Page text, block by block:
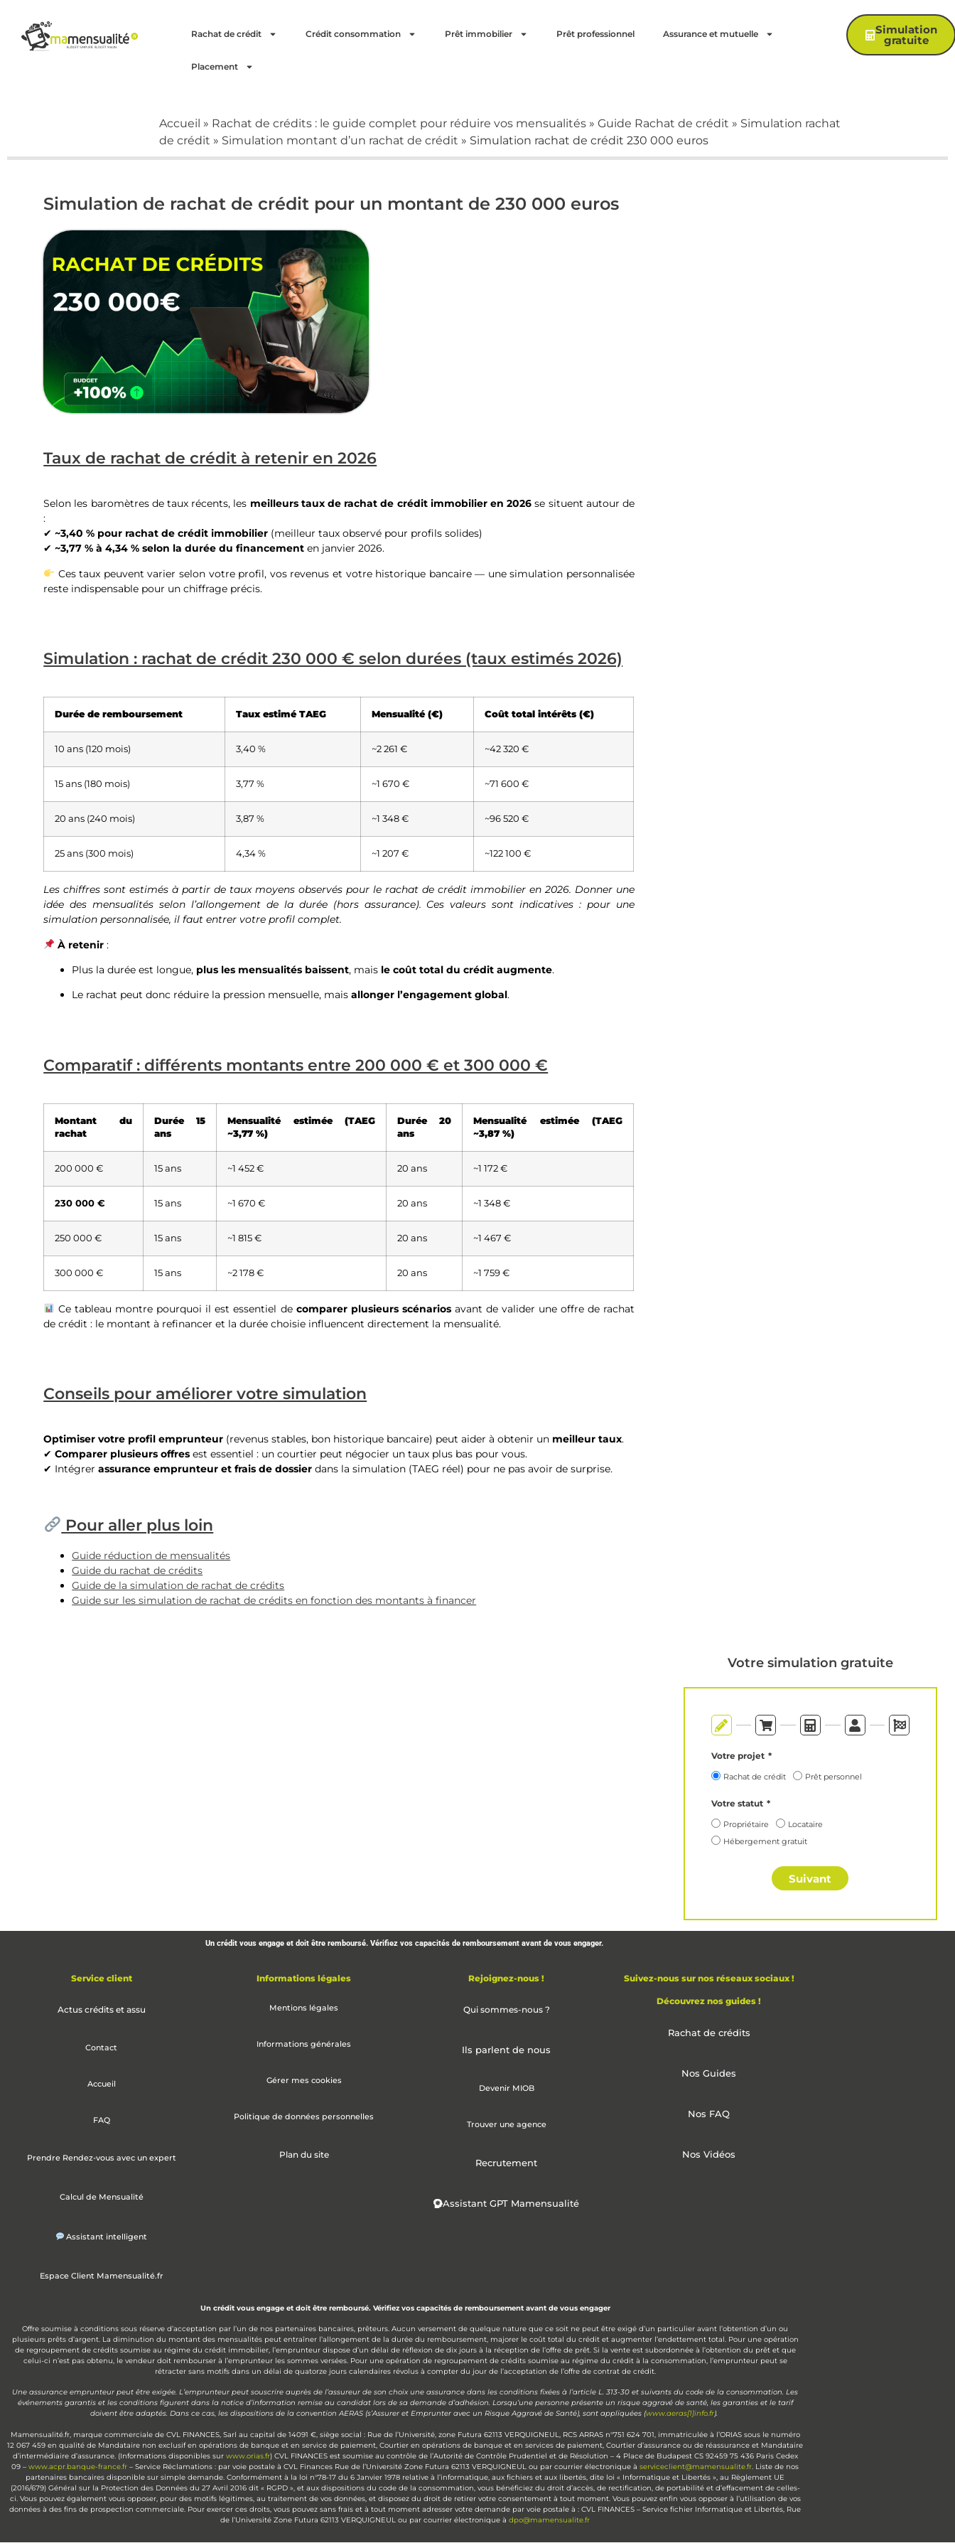
Rachat de crédit Crédit consommation Prêt immobilier Prêt professionnel Assurance et mutuelle
Placement
Accueil » Rachat de crédits : le guide complet pour réduire vos mensualités» Guide Rachat de crédit » Simulation rachat
de crédit » Simulation montant d’un rachat de crédit » Simulation rachat de crédit 230 000 euros
Simulation
gratuite
Simulation de rachat de crédit pour un montant de 230 000 euros
Taux de rachat de crédit à retenir en 2026
Selon les baromètres de taux récents, les meilleurs taux de rachat de crédit immobilier en 2026 se situent autour de
:
✔~3,40 % pour rachat de crédit immobilier (meilleur taux observé pour profils solides)
✔~3,77 % à 4,34 % selon la durée du financement en janvier 2026.
Ces taux peuvent varier selon votre profil, vos revenus et votre historique bancaire — une simulation personnalisée
reste indispensable pour un chiffrage précis.
Simulation : rachat de crédit 230 000 € selon durées (taux estimés 2026)
Durée de remboursement Taux estimé TAEG Mensualité (€) Coût total intérêts (€)
10 ans (120 mois) 3,40 % ~2 261 € ~42 320 €
15 ans (180 mois) 3,77 % ~1 670 € ~71 600 €
20 ans (240 mois) 3,87 % ~1 348 € ~96 520 €
25 ans (300 mois) 4,34 % ~1 207 € ~122 100 €
Les chiffres sont estimés à partir de taux moyens observés pour le rachat de crédit immobilier en 2026. Donner une
idée des mensualités selon l’allongement de la durée (hors assurance). Ces valeurs sont indicatives : pour une
simulation personnalisée, il faut entrer votre profil complet.
À retenir :
Plus la durée est longue, plus les mensualités baissent, mais le coût total du crédit augmente.
Le rachat peut donc réduire la pression mensuelle, maisallonger l’engagement global.
Comparatif : différents montants entre 200 000 € et 300 000 €
Montant du
rachat
Durée 15
ans
Mensualité estimée (TAEG
~3,77 %)
Durée 20
ans
Mensualité estimée (TAEG
~3,87 %)
200 000 € 15 ans ~1 452 € 20 ans ~1 172 €
230 000 € 15 ans ~1 670 € 20 ans ~1 348 €
250 000 € 15 ans ~1 815 € 20 ans ~1 467 €
300 000 € 15 ans ~2 178 € 20 ans ~1 759 €
Ce tableau montre pourquoi il est essentiel de comparer plusieurs scénariosavant de valider une offre de rachat
de crédit : le montant à refinancer et la durée choisie influencent directement la mensualité.
Conseils pour améliorer votre simulation
Optimiser votre profil emprunteur (revenus stables, bon historique bancaire) peut aider à obtenir un meilleur taux.
✔Comparer plusieurs offres est essentiel : un courtier peut négocier un taux plus bas pour vous.
✔ Intégrerassurance emprunteur et frais de dossier dans la simulation (TAEG réel) pour ne pas avoir de surprise.
Pour aller plus loin
Guide réduction de mensualités
Guide du rachat de crédits
Guide de la simulation de rachat de crédits
Guide sur les simulation de rachat de crédits en fonction des montants à financer
Votre simulation gratuite
Votre projet
Rachat de crédit Prêt personnel
Votre statut
Propriétaire
Locataire
Hébergement gratuit
Suivant
Un crédit vous engage et doit être remboursé. Vérifiez vos capacités de remboursement avant de vous engager.
Service client
Actus crédits et assu
Contact
Accueil
FAQ
Prendre Rendez-vous avec un expert
Calcul de Mensualité
Assistant intelligent
Espace Client Mamensualité.fr
Informations légales
Mentions légales
Informations générales
Gérer mes cookies
Politique de données personnelles
Plan du site
Rejoignez-nous !
Qui sommes-nous ?
Ils parlent de nous
Devenir MIOB
Trouver une agence
Recrutement
Assistant GPT Mamensualité
Suivez-nous sur nos réseaux sociaux !
Découvrez nos guides !
Rachat de crédits
Nos Guides
Nos FAQ
Nos Vidéos
Un crédit vous engage et doit être remboursé. Vérifiez vos capacités de remboursement avant de vous engager
Offre soumise à conditions sous réserve d’acceptation par l’un de nos partenaires bancaires, prêteurs. Aucun versement de quelque nature que ce soit ne peut être exigé d’un particulier avant l’obtention d’un ou
plusieurs prêts d’argent. La diminution du montant des mensualités peut entraîner l’allongement de la durée du remboursement, majorer le coût total du crédit et augmenter l’endettement total. Pour une opération
de regroupement de crédits soumise au régime du crédit immobilier, l’emprunteur dispose d’un délai de réflexion de dix jours à la réception de l’offre de prêt. Si la vente est subordonnée à l’obtention du prêt et que
celui-ci n’est pas obtenu, le vendeur doit rembourser à l’emprunteur les sommes versées. Pour une opération de regroupement de crédits soumise au régime du crédit à la consommation, l’emprunteur peut se
rétracter sans motifs dans un délai de quatorze jours calendaires révolus à compter du jour de l’acceptation de l’offre de contrat de crédit.
Une assurance emprunteur peut être exigée. L’emprunteur peut souscrire auprès de l’assureur de son choix une assurance dans les conditions fixées à l’article L. 313-30 et suivants du code de la consommation. Les
événements garantis et les conditions figurent dans la notice d’information remise au candidat lors de sa demande d’adhésion. Lorsqu’une personne présente un risque aggravé de santé, les garanties et le tarif
doivent être adaptés. Dans ce cas, les dispositions de la convention AERAS (s’Assurer et Emprunter avec un Risque Aggravé de Santé), sont appliquées (www.aeras[1]info.fr).
Mamensualité.fr, marque commerciale de CVL FINANCES, Sarl au capital de 14091 €, siège social : Rue de l’Université, zone Futura 62113 VERQUIGNEUL, RCS ARRAS n°751 624 701, immatriculée à l’ORIAS sous le numéro
12 067 459 en qualité de Mandataire non exclusif en opérations de banque et en service de paiement, Courtier en opérations de banque et en services de paiement, Courtier d’assurance ou de réassurance et Mandataire
d’intermédiaire d’assurance. (Informations disponibles sur www.orias.fr) CVL FINANCES est soumise au contrôle de l’Autorité de Contrôle Prudentiel et de Résolution – 4 Place de Budapest CS 92459 75 436 Paris Cedex
09 – www.acpr.banque-france.fr – Service Réclamations : par voie postale à CVL Finances Rue de l’Université Zone Futura 62113 VERQUIGNEUL ou par courrier électronique à serviceclient@mamensualite.fr. Liste de nos
partenaires bancaires disponible sur simple demande. Conformément à la loi n°78-17 du 6 Janvier 1978 relative à l’informatique, aux fichiers et aux libertés, dite loi « Informatique et Libertés », au Règlement UE
(2016/679) Général sur la Protection des Données du 27 Avril 2016 dit « RGPD », et aux dispositions du code de la consommation, vous bénéficiez du droit d’accès, de rectification, de portabilité et d’effacement de celles-
ci. Vous pouvez également vous opposer, pour des motifs légitimes, au traitement de vos données, et disposez du droit de retirer votre consentement à tout moment. Vous pouvez enfin vous opposer à l’utilisation de vos
données à des fins de prospection commerciale. Pour exercer ces droits, vous pouvez sans frais et à tout moment adresser votre demande par voie postale à : CVL FINANCES – Service fichier Informatique et Libertés, Rue
de l’Université Zone Futura 62113 VERQUIGNEUL ou par courrier électronique à dpo@mamensualite.fr